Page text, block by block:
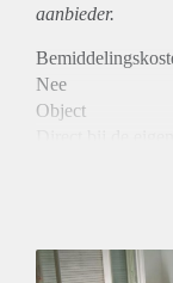
aanbieder.
Nee
Object
Huurtoeslag